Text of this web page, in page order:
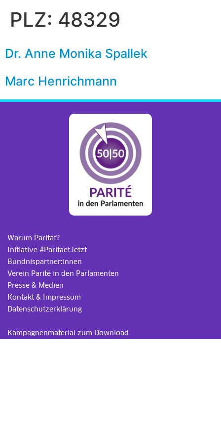
PLZ: 48329
Dr. Anne Monika Spallek
Marc Henrichmann
Warum Parität?
Initiative #ParitaetJetzt
Bündnispartner:innen
Verein Parité in den Parlamenten
Presse & Medien
Kontakt & Impressum
Datenschutzerklärung
Kampagnenmaterial zum Download